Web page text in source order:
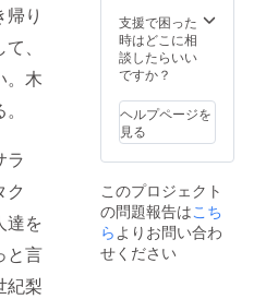
り
、
。木
ラ
ク
達を
と言
紀梨
掲示を
希望さ
れない
方は、
に「掲
望しな
い」と
ご入力
くださ
い。
備考欄
に「掲
示を希
望しな
ご入力
くださ
い。 ・
梨の袋
業の
際、梨
袋にお
名前を
記入さ
賞味期
限：お
よそ冷
蔵保存
・12
玉〜16
玉前後
【梨シ
につい
て】 内
容物：
新甘泉
（鳥取
あるた
め、
新甘泉
に変更
頂く可
能性が
ありま
す。 ・
頂いた
方に
は、最
低でも
駅前二
支援で困った
時はどこに相
談したらいい
ですか？
ヘルプページを
見る
このプロジェクト
の問題報告はこち
ら よりお問い合わ
せください